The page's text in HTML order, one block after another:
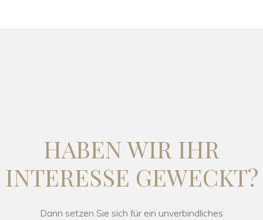
HABEN WIR IHR
INTERESSE GEWECKT?
Dann setzen Sie sich für ein unverbindliches